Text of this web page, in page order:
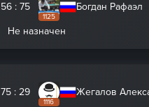
56 : 75
1125
Богдан Рафаэл
Не назначен
75 : 29
1116
Жегалов